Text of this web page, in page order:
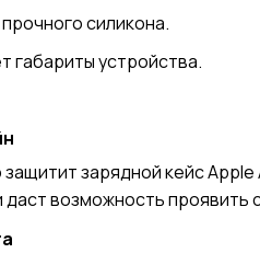
силикона.
габариты устройства.
зарядной кейс Apple
даст возможность проявить